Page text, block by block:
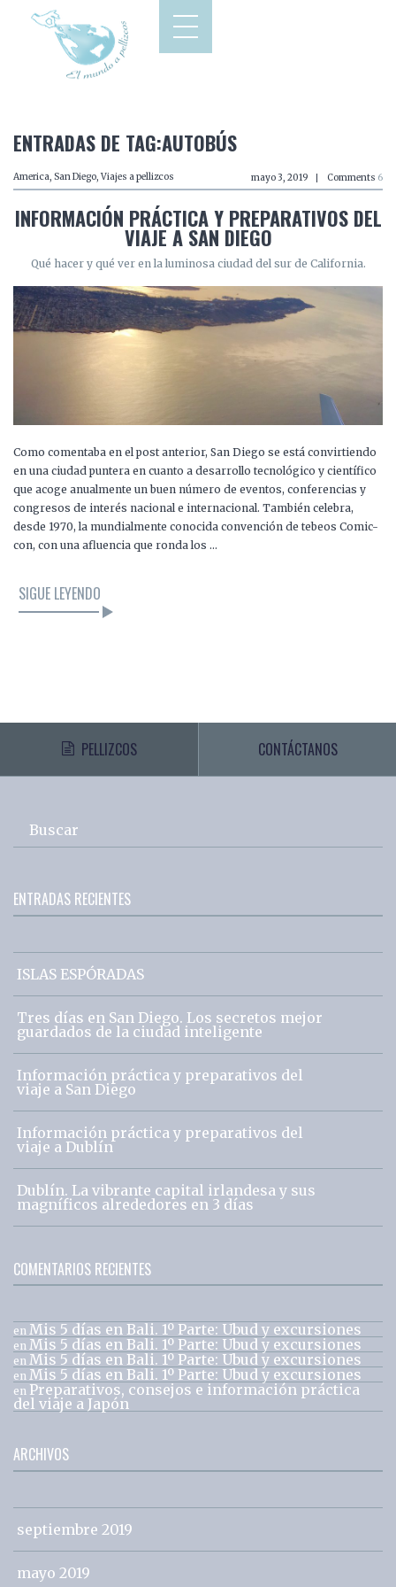
ENTRADAS DE TAG:AUTOBÚS
America, San Diego, Viajes a pellizcos mayo 3, 2019 Comments 6
INFORMACIÓN PRÁCTICA Y PREPARATIVOS DEL
VIAJE A SAN DIEGO
Qué hacer y qué ver en la luminosa ciudad del sur de California.
Como comentaba en el post anterior, San Diego se está convirtiendo
en una ciudad puntera en cuanto a desarrollo tecnológico y científico
que acoge anualmente un buen número de eventos, conferencias y
congresos de interés nacional e internacional. También celebra,
desde 1970, la mundialmente conocida convención de tebeos Comic-
con, con una afluencia que ronda los …
SIGUE LEYENDO
PELLIZCOS CONTÁCTANOS
Buscar
ENTRADAS RECIENTES
ISLAS ESPÓRADAS
Tres días en San Diego. Los secretos mejor
guardados de la ciudad inteligente
Información práctica y preparativos del
viaje a San Diego
Información práctica y preparativos del
viaje a Dublín
Dublín. La vibrante capital irlandesa y sus
magníficos alrededores en 3 días
COMENTARIOS RECIENTES
en Mis 5 días en Bali. 1º Parte: Ubud y excursiones
en Mis 5 días en Bali. 1º Parte: Ubud y excursiones
en Mis 5 días en Bali. 1º Parte: Ubud y excursiones
en Mis 5 días en Bali. 1º Parte: Ubud y excursiones
en Preparativos, consejos e información práctica
del viaje a Japón
ARCHIVOS
septiembre 2019
mayo 2019